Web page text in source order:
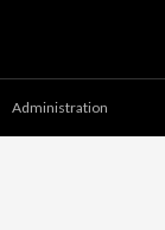
Administration